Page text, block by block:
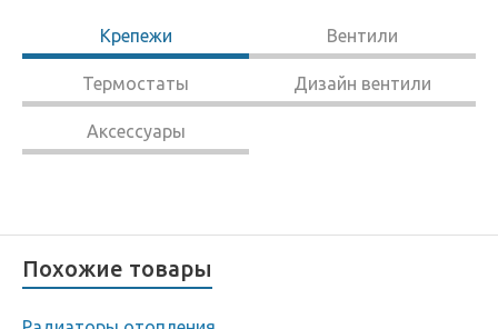
Крепежи Вентили
Термостаты Дизайн вентили
Аксессуары
Похожие товары